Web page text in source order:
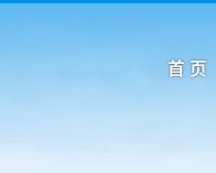
首 页